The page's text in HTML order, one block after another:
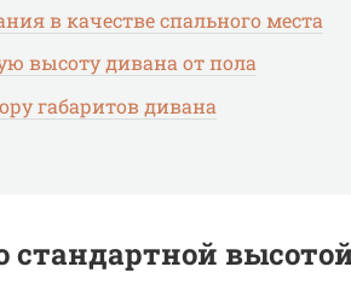
в качестве спального места
высоту дивана от пола
габаритов дивана